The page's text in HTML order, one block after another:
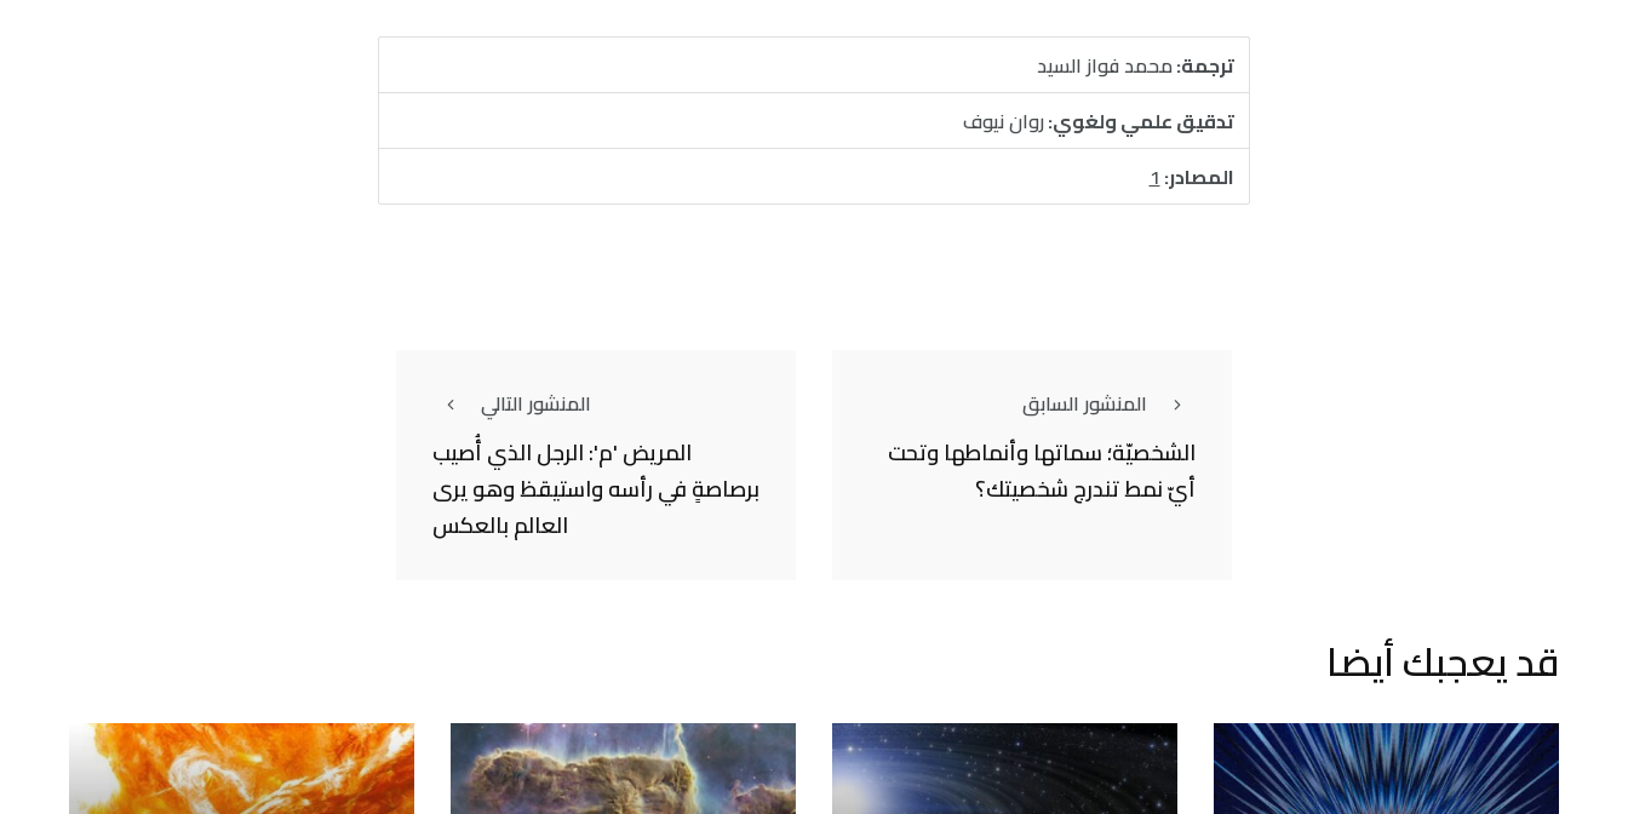
ترجمة:محمد فواز السيد
تدقيق علمي ولغوي:روان نيوف
المصادر:1
المنشور السابق
الشخصيّة؛ سماتها وأنماطها وتحت
أيّ نمط تندرج شخصيتك؟
المنشور التالي
المريض 'م': الرجل الذي أُصيب
برصاصةٍ في رأسه واستيقظ وهو يرى
العالم بالعكس
قد يعجبك أيضا